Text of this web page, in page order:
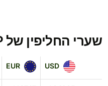
שערי החליפין של GBP
USD USD
EUR EUR